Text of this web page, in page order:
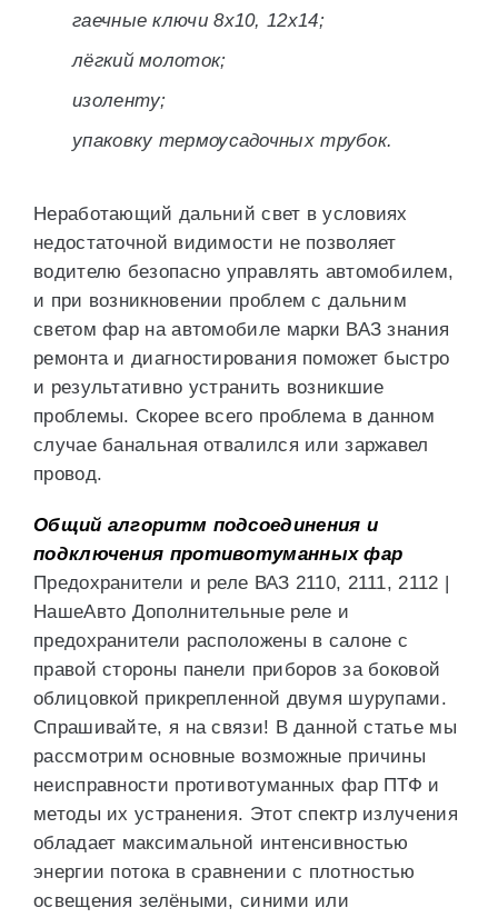
гаечные ключи 8х10, 12х14;
лёгкий молоток;
изоленту;
упаковку термоусадочных трубок.
Неработающий дальний свет в условиях
недостаточной видимости не позволяет
водителю безопасно управлять автомобилем,
и при возникновении проблем с дальним
светом фар на автомобиле марки ВАЗ знания
ремонта и диагностирования поможет быстро
и результативно устранить возникшие
проблемы. Скорее всего проблема в данном
случае банальная отвалился или заржавел
провод.
Общий алгоритм подсоединения и
подключения противотуманных фар
Предохранители и реле ВАЗ 2110, 2111, 2112 |
НашеАвто Дополнительные реле и
предохранители расположены в салоне с
правой стороны панели приборов за боковой
облицовкой прикрепленной двумя шурупами.
Спрашивайте, я на связи! В данной статье мы
рассмотрим основные возможные причины
неисправности противотуманных фар ПТФ и
методы их устранения. Этот спектр излучения
обладает максимальной интенсивностью
энергии потока в сравнении с плотностью
освещения зелёными, синими или